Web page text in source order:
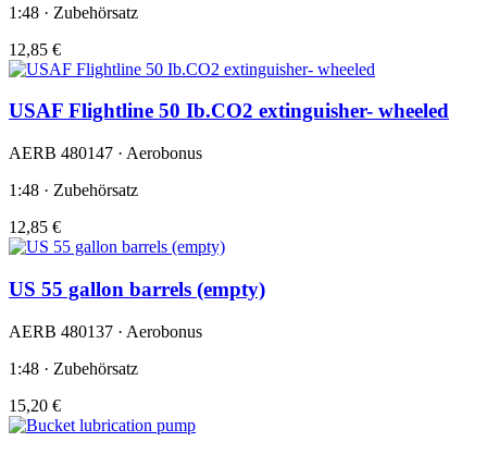
1:48 · Zubehörsatz
12,85 €
USAF Flightline 50 Ib.CO2 extinguisher- wheeled
AERB 480147 · Aerobonus
1:48 · Zubehörsatz
12,85 €
US 55 gallon barrels (empty)
AERB 480137 · Aerobonus
1:48 · Zubehörsatz
15,20 €